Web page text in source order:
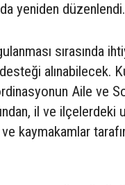
yeniden düzenlendi.
sırasında
alınabilecek.
Aile ve
il ve ilçelerdeki
kaymakamlar